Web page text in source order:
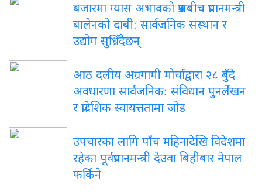
बजारमा ग्यास अभावको प्रश्नबीच प्रधानमन्त्री
बालेनको दाबी: सार्वजनिक संस्थान र
उद्योग सुध्रिँदैछन्
आठ दलीय अग्रगामी मोर्चाद्वारा २८ बुँदे
अवधारणा सार्वजनिक: संविधान पुनर्लेखन
र प्रादेशिक स्वायत्ततामा जोड
उपचारका लागि पाँच महिनादेखि विदेशमा
रहेका पूर्वप्रधानमन्त्री देउवा बिहीबार नेपाल
फर्किने